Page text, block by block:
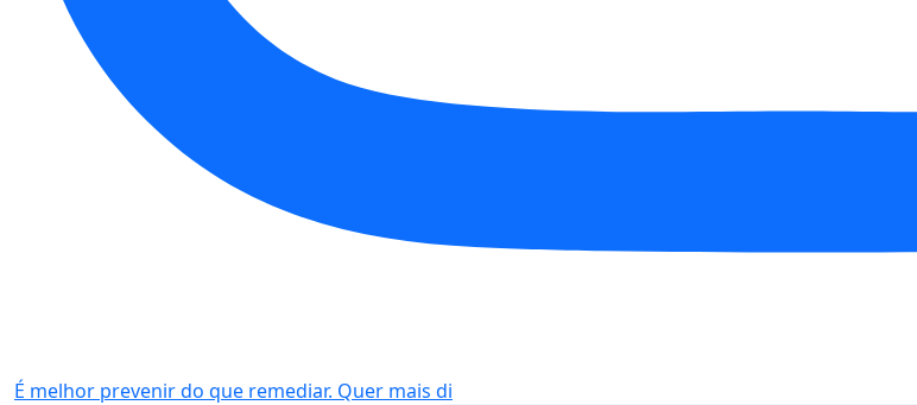
É melhor prevenir do que remediar. Quer mais di